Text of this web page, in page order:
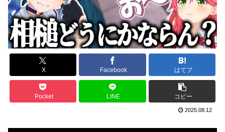
X Facebook はてブ
Pocket LINE コピー
2025.08.12